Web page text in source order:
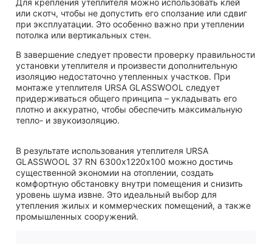
Для крепления утеплителя можно использовать клей
или скотч, чтобы не допустить его сползание или сдвиг
при эксплуатации. Это особенно важно при утеплении
потолка или вертикальных стен.
В завершение следует провести проверку правильности
установки утеплителя и произвести дополнительную
изоляцию недостаточно утепленных участков. При
монтаже утеплителя URSA GLASSWOOL следует
придерживаться общего принципа – укладывать его
плотно и аккуратно, чтобы обеспечить максимальную
тепло- и звукоизоляцию.
В результате использования утеплителя URSA
GLASSWOOL 37 RN 6300х1220х100 можно достичь
существенной экономии на отоплении, создать
комфортную обстановку внутри помещения и снизить
уровень шума извне. Это идеальный выбор для
утепления жилых и коммерческих помещений, а также
промышленных сооружений.